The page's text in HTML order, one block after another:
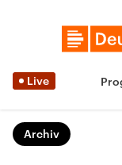
Live
Archiv